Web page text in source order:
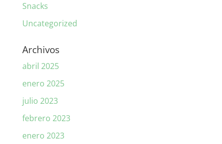
Snacks
Uncategorized
Archivos
abril 2025
enero 2025
julio 2023
febrero 2023
enero 2023